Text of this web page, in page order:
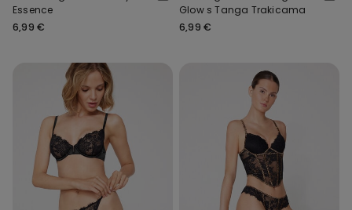
Essence
6,99 €
Glow s Tanga Trakicama
6,99 €